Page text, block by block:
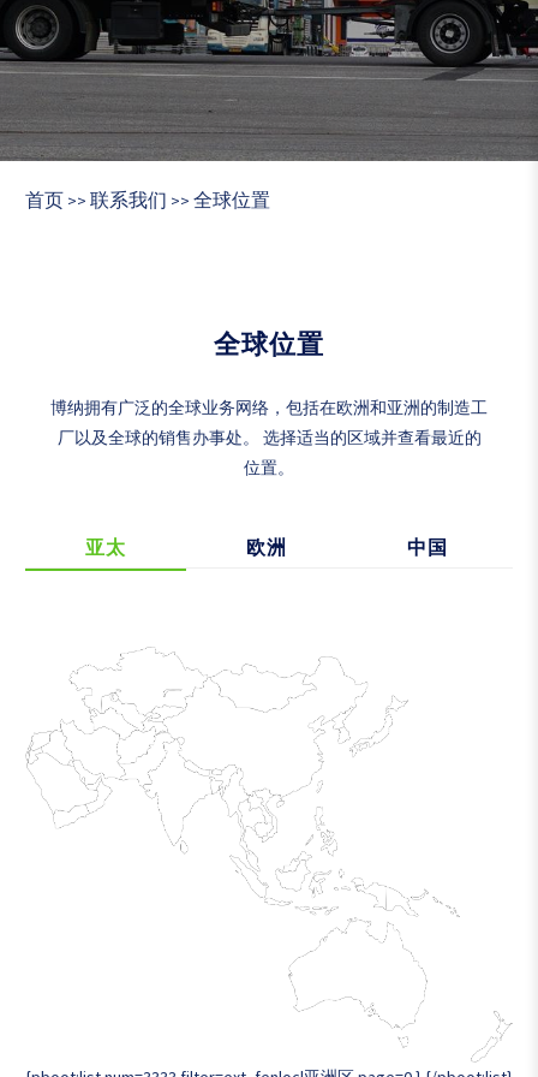
首页 >> 联系我们 >> 全球位置
全球位置
博纳拥有广泛的全球业务网络，包括在欧洲和亚洲的制造工
厂以及全球的销售办事处。 选择适当的区域并查看最近的
位置。
亚太 欧洲 中国